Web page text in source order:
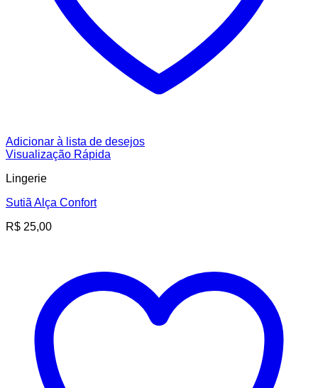
Adicionar à lista de desejos
Visualização Rápida
Lingerie
Sutiã Alça Confort
R$ 25,00